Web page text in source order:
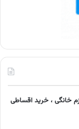
خانگی ، خرید اقساطی